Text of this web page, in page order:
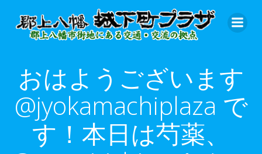
ン
テ
へ
ス
キ
ッ
プ
おはようございます
@jyokamachiplaza で
す！本日は芍薬、